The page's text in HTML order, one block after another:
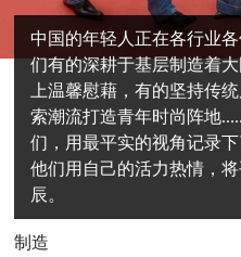
中国的年轻人正在各行业
们有的深耕于基层制造着
上温馨慰藉，有的坚持传
索潮流打造青年时尚阵地
们，用最平实的视角记录
他们用自己的活力热情，
辰。
制造